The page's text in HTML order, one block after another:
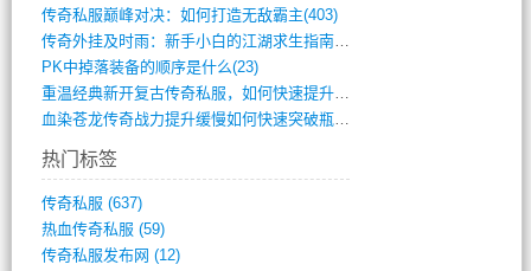
传奇私服巅峰对决：如何打造无敌霸主(403)
传奇外挂及时雨：新手小白的江湖求生指南(802)
PK中掉落装备的顺序是什么(23)
重温经典新开复古传奇私服，如何快速提升等(392)
血染苍龙传奇战力提升缓慢如何快速突破瓶颈(654)
热门标签
传奇私服 (637)
热血传奇私服 (59)
传奇私服发布网 (12)